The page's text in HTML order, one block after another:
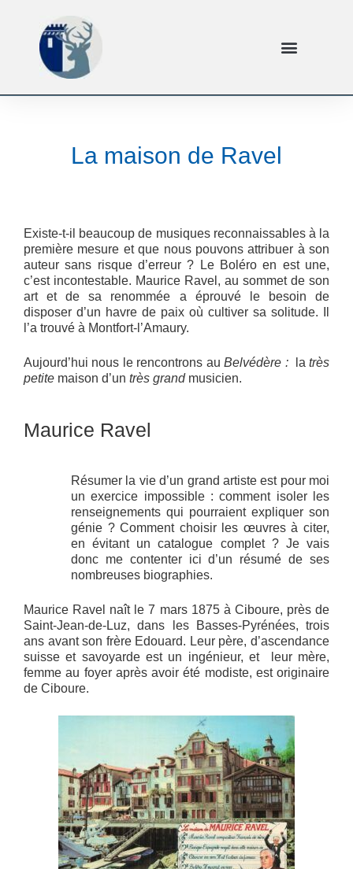
La maison de Ravel
Existe-t-il beaucoup de musiques reconnaissables à la
première mesure et que nous pouvons attribuer à son
auteur sans risque d’erreur ? Le Boléro en est une,
c’est incontestable. Maurice Ravel, au sommet de son
art et de sa renommée a éprouvé le besoin de
disposer d’un havre de paix où cultiver sa solitude. Il
l’a trouvé à Montfort-l’Amaury.
Aujourd’hui nous le rencontrons auBelvédère : latrès
petite maison d’un très grand musicien.
Maurice Ravel
Résumer la vie d’un grand artiste est pour moi
un exercice impossible : comment isoler les
renseignements qui pourraient expliquer son
génie ? Comment choisir les œuvres à citer,
en évitant un catalogue complet ? Je vais
donc me contenter ici d’un résumé de ses
nombreuses biographies.
Maurice Ravel naît le 7 mars 1875 à Ciboure, près de
Saint-Jean-de-Luz, dans les Basses-Pyrénées, trois
ans avant son frère Edouard. Leur père, d’ascendance
suisse et savoyarde est un ingénieur, et leur mère,
femme au foyer après avoir été modiste, est originaire
de Ciboure.